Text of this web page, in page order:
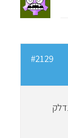
#2129
נדלק